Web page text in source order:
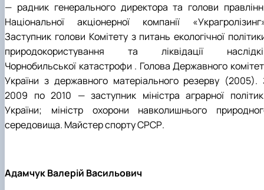
— радник генерального директора та голови
Національної акціонерної компанії
Заступник голови Комітету з питань екологічної
природокористування та ліквідації
Чорнобильської катастрофи . Голова Державного
України з державного матеріального резерву (2005).
2009 по 2010 — заступник міністра аграрної
України; міністр охорони навколишнього
середовища. Майстер спорту СРСР.
Адамчук Валерій Васильович